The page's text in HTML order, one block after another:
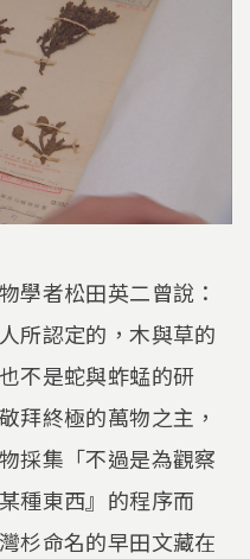
學者松田英二曾說：
所認定的，木與草的
不是蛇與蚱蜢的研
拜終極的萬物之主，
採集「不過是為觀察
種東西』的程序而
杉命名的早田文藏在